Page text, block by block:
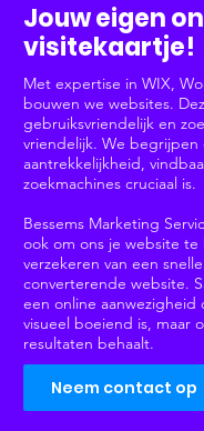
Jouw eigen
visitekaartje!
Met expertise in WIX,
bouwen we websites.
gebruiksvriendelijk en
vriendelijk. We begrijpen
aantrekkelijkheid,
zoekmachines cruciaal is.
Bessems Marketing
ook om ons je website
verzekeren van een
converterende website.
een online aanwezigheid
visueel boeiend is, maar
resultaten behaalt.
Neem contact op